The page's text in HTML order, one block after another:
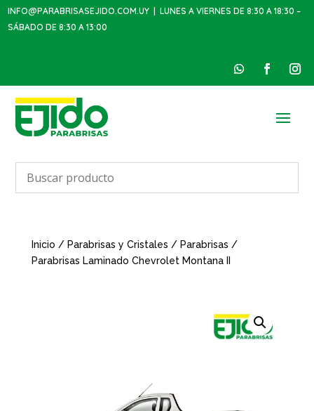
INFO@PARABRISASEJIDO.COM.UY | LUNES A VIERNES DE 8:30 A 18:30 –
SÁBADO DE 8:30 A 13:00
Inicio / Parabrisas y Cristales / Parabrisas /
Parabrisas Laminado Chevrolet Montana II